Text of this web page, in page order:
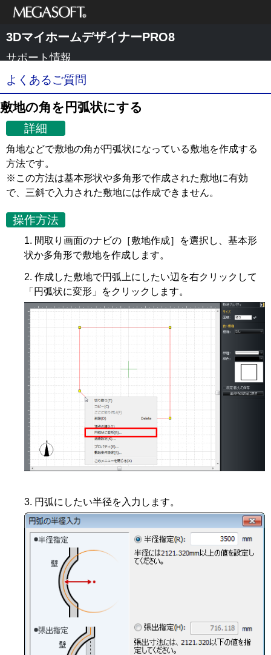
メガソフト株式
会社
3DマイホームデザイナーPRO8
サポート情報
よくあるご質問
敷地の角を円弧状にする
詳細
角地などで敷地の角が円弧状になっている敷地を作成する
方法です。
※この方法は基本形状や多角形で作成された敷地に有効
で、三斜で入力された敷地には作成できません。
操作方法
間取り画面のナビの［敷地作成］を選択し、基本形
状か多角形で敷地を作成します。
作成した敷地で円弧上にしたい辺を右クリックして
「円弧状に変形」をクリックします。
円弧にしたい半径を入力します。